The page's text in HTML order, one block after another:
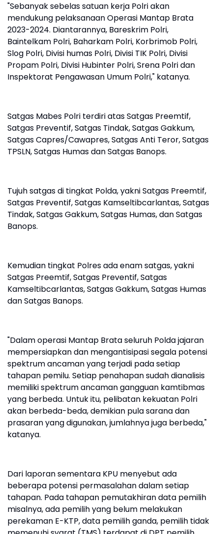
"Sebanyak sebelas satuan kerja Polri akan
mendukung pelaksanaan Operasi Mantap Brata
2023-2024. Diantarannya, Bareskrim Polri,
Baintelkam Polri, Baharkam Polri, Korbrimob Polri,
Slog Polri, Divisi humas Polri, Divisi TIK Polri, Divisi
Propam Polri, Divisi Hubinter Polri, Srena Polri dan
Inspektorat Pengawasan Umum Polri," katanya.
Satgas Mabes Polri terdiri atas Satgas Preemtif,
Satgas Preventif, Satgas Tindak, Satgas Gakkum,
Satgas Capres/Cawapres, Satgas Anti Teror, Satgas
TPSLN, Satgas Humas dan Satgas Banops.
Tujuh satgas di tingkat Polda, yakni Satgas Preemtif,
Satgas Preventif, Satgas Kamseltibcarlantas, Satgas
Tindak, Satgas Gakkum, Satgas Humas, dan Satgas
Banops.
Kemudian tingkat Polres ada enam satgas, yakni
Satgas Preemtif, Satgas Preventif, Satgas
Kamseltibcarlantas, Satgas Gakkum, Satgas Humas
dan Satgas Banops.
"Dalam operasi Mantap Brata seluruh Polda jajaran
mempersiapkan dan mengantisipasi segala potensi
spektrum ancaman yang terjadi pada setiap
tahapan pemilu. Setiap penahapan sudah dianalisis
memiliki spektrum ancaman gangguan kamtibmas
yang berbeda. Untuk itu, pelibatan kekuatan Polri
akan berbeda-beda, demikian pula sarana dan
prasaran yang digunakan, jumlahnya juga berbeda,"
katanya.
Dari laporan sementara KPU menyebut ada
beberapa potensi permasalahan dalam setiap
tahapan. Pada tahapan pemutakhiran data pemilih
misalnya, ada pemilih yang belum melakukan
perekaman E-KTP, data pemilih ganda, pemilih tidak